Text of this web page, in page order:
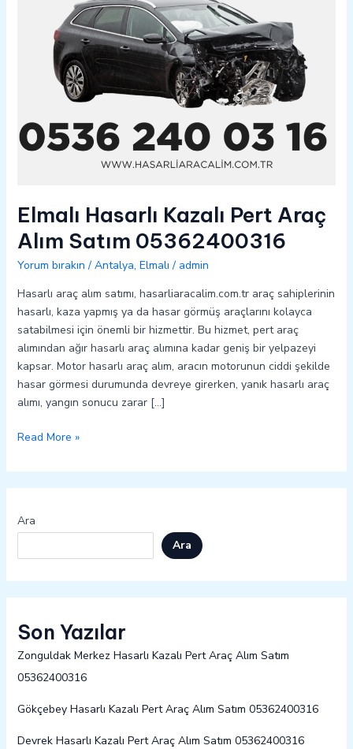
Elmalı Hasarlı Kazalı Pert Araç
Alım Satım 05362400316
Yorum bırakın / Antalya, Elmalı / admin
Hasarlı araç alım satımı, hasarliaracalim.com.tr araç sahiplerinin
hasarlı, kaza yapmış ya da hasar görmüş araçlarını kolayca
satabilmesi için önemli bir hizmettir. Bu hizmet, pert araç
alımından ağır hasarlı araç alımına kadar geniş bir yelpazeyi
kapsar. Motor hasarlı araç alım, aracın motorunun ciddi şekilde
hasar görmesi durumunda devreye girerken, yanık hasarlı araç
alımı, yangın sonucu zarar […]
Read More »
Ara
Ara
Son Yazılar
Zonguldak Merkez Hasarlı Kazalı Pert Araç Alım Satım
05362400316
Gökçebey Hasarlı Kazalı Pert Araç Alım Satım 05362400316
Devrek Hasarlı Kazalı Pert Araç Alım Satım 05362400316